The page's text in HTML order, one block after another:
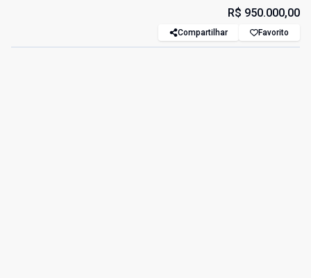
R$ 950.000,00
Compartilhar Favorito